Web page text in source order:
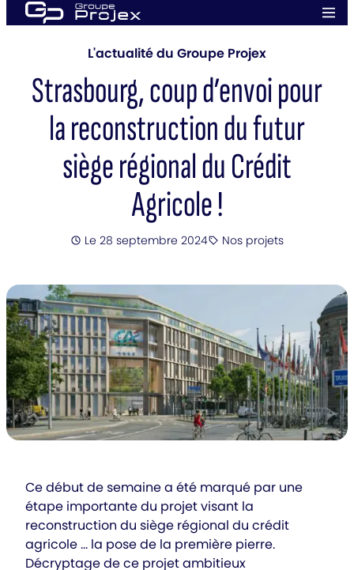
Aller
au
L'actualité du Groupe Projex
Strasbourg, coup d’envoi pour
la reconstruction du futur
siège régional du Crédit
Agricole !
Posté
Le 28 septembre 2024Catégorie
Nos projets
Ce début de semaine a été marqué par une
étape importante du projet visant la
reconstruction du siège régional du crédit
agricole … la pose de la première pierre.
Décryptage de ce projet ambitieux